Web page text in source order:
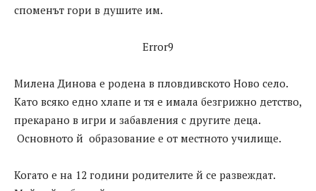
споменът гори в душите им.
Error9
Милена Динoва е родена в пловдивското Ново село.
Като всяко едно хлапе и тя е имала безгрижно детство,
прекарано в игри и забавления с другите деца.
Основното й образование е от местното училище.
Когато е на 12 години родителите й се развеждат.